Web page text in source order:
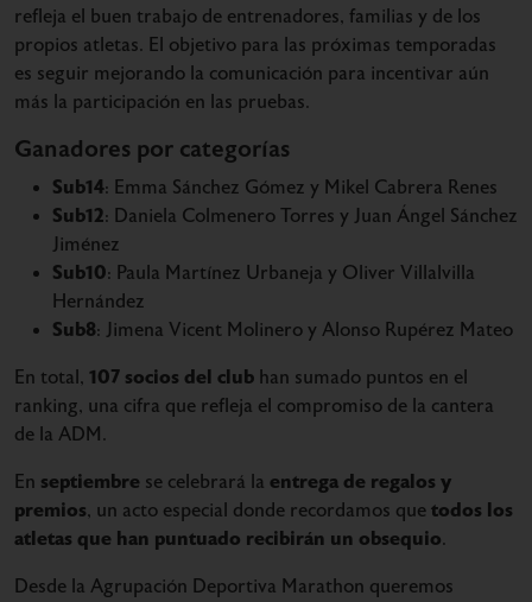
refleja el buen trabajo de entrenadores, familias y de los
propios atletas. El objetivo para las próximas temporadas
es seguir mejorando la comunicación para incentivar aún
más la participación en las pruebas.
Ganadores por categorías
Sub14: Emma Sánchez Gómez y Mikel Cabrera Renes
Sub12: Daniela Colmenero Torres y Juan Ángel Sánchez
Jiménez
Sub10: Paula Martínez Urbaneja y Oliver Villalvilla
Hernández
Sub8: Jimena Vicent Molinero y Alonso Rupérez Mateo
En total, 107 socios del club han sumado puntos en el
ranking, una cifra que refleja el compromiso de la cantera
de la ADM.
En septiembre se celebrará la entrega de regalos y
premios, un acto especial donde recordamos que todos los
atletas que han puntuado recibirán un obsequio.
Desde la Agrupación Deportiva Marathon queremos